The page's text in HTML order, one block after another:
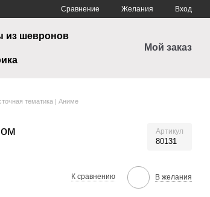
Сравнение Желания Вход
из шевронов
Мой заказ
тематика | Аниме
Артикул
80131
К сравнению В желания